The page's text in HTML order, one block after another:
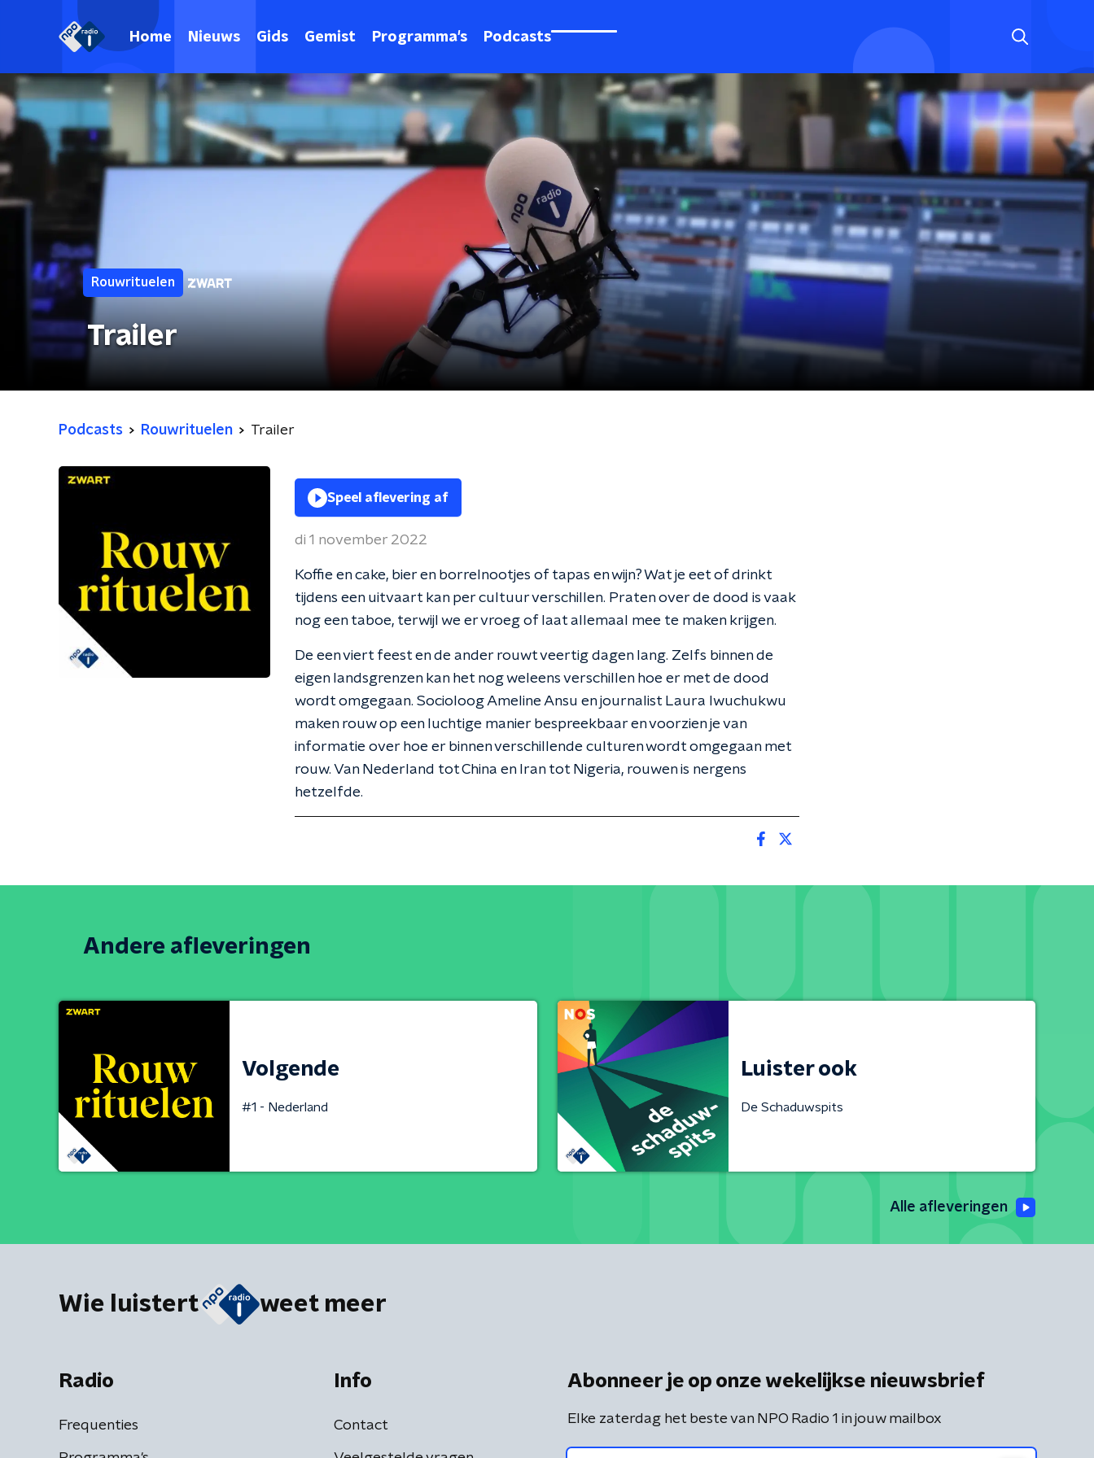
Home Nieuws Gids Gemist Programma's Podcasts
Rouwrituelen
Trailer
Podcasts Rouwrituelen Trailer
Speel aflevering af
di 1 november 2022
Koffie en cake, bier en borrelnootjes of tapas en wijn? Wat je eet of drinkt
tijdens een uitvaart kan per cultuur verschillen. Praten over de dood is vaak
nog een taboe, terwijl we er vroeg of laat allemaal mee te maken krijgen.
De een viert feest en de ander rouwt veertig dagen lang. Zelfs binnen de
eigen landsgrenzen kan het nog weleens verschillen hoe er met de dood
wordt omgegaan. Socioloog Ameline Ansu en journalist Laura Iwuchukwu
maken rouw op een luchtige manier bespreekbaar en voorzien je van
informatie over hoe er binnen verschillende culturen wordt omgegaan met
rouw. Van Nederland tot China en Iran tot Nigeria, rouwen is nergens
hetzelfde.
Andere afleveringen
Volgende
#1 - Nederland
Luister ook
De Schaduwspits
Alle afleveringen
Wie luistert weet meer
Radio
Frequenties
Info
Contact
Abonneer je op onze wekelijkse nieuwsbrief
Elke zaterdag het beste van NPO Radio 1 in jouw mailbox